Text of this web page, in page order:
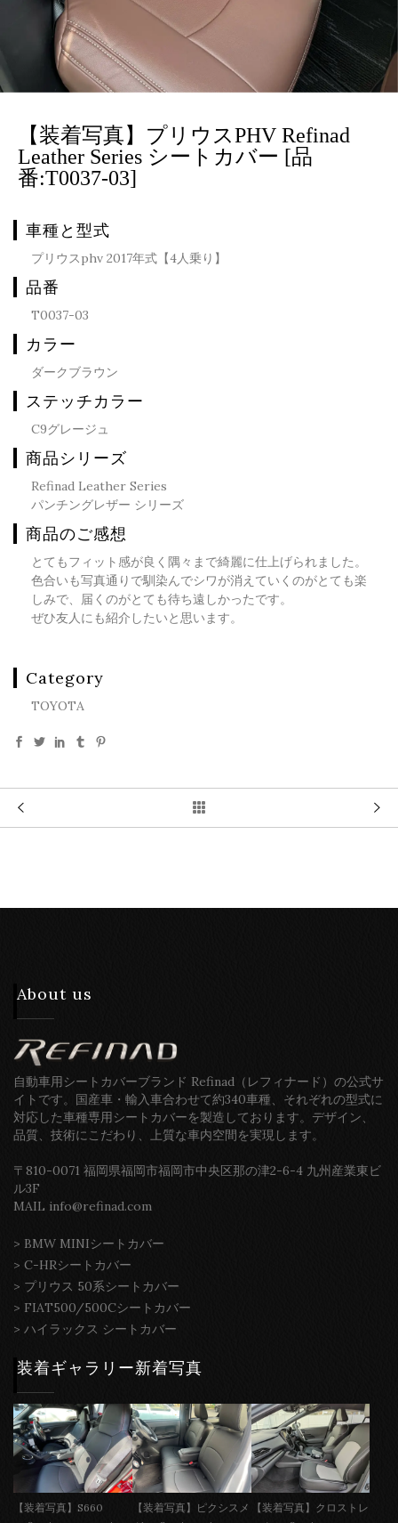
【装着写真】プリウスPHV Refinad
Leather Series シートカバー [品
番:T0037-03]
車種と型式
プリウスphv 2017年式【4人乗り】
品番
T0037-03
カラー
ダークブラウン
ステッチカラー
C9グレージュ
商品シリーズ
Refinad Leather Series
パンチングレザー シリーズ
商品のご感想
とてもフィット感が良く隅々まで綺麗に仕上げられました。
色合いも写真通りで馴染んでシワが消えていくのがとても楽
しみで、届くのがとても待ち遠しかったです。
ぜひ友人にも紹介したいと思います。
Category
TOYOTA
About us
自動車用シートカバーブランド Refinad（レフィナード）の公式サ
イトです。国産車・輸入車合わせて約340車種、それぞれの型式に
対応した車種専用シートカバーを製造しております。デザイン、
品質、技術にこだわり、上質な車内空間を実現します。
〒810-0071 福岡県福岡市福岡市中央区那の津2-6-4 九州産業東ビ
ル3F
MAIL info@refinad.com
> BMW MINIシートカバー
> C-HRシートカバー
> プリウス 50系シートカバー
> FIAT500/500Cシートカバー
> ハイラックス シートカバー
装着ギャラリー新着写真
【装着写真】S660
【装着写真】ピクシスメ
【装着写真】クロストレ